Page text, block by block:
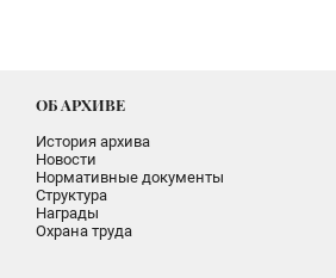
ОБ АРХИВЕ
История архива
Новости
Нормативные документы
Структура
Награды
Охрана труда